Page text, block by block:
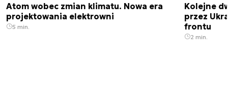
Atom wobec zmian klimatu. Nowa era
projektowania elektrowni
5 min.
Kolejne
przez
frontu
2 min.